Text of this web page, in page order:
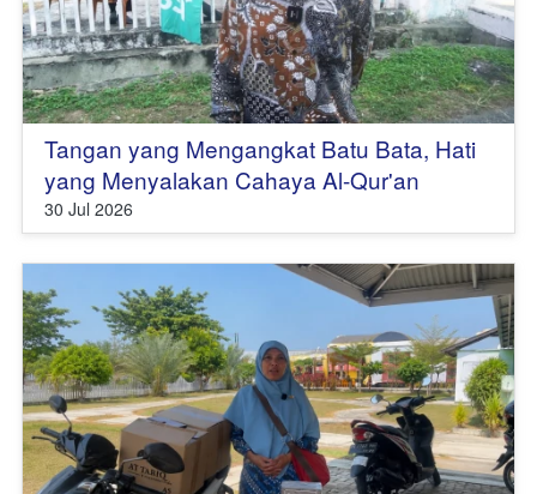
Tangan yang Mengangkat Batu Bata, Hati
yang Menyalakan Cahaya Al-Qur'an
30 Jul 2026